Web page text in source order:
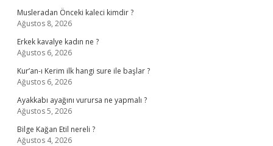
Musleradan Önceki kaleci kimdir ?
Ağustos 8, 2026
Erkek kavalye kadın ne ?
Ağustos 6, 2026
Kur’an-ı Kerim ilk hangi sure ile başlar ?
Ağustos 6, 2026
Ayakkabı ayağını vurursa ne yapmalı ?
Ağustos 5, 2026
Bilge Kağan Etil nereli ?
Ağustos 4, 2026